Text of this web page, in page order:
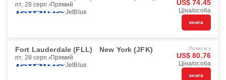
пт, 28 серп. Прямий
JetBlue
US$ 74.45
Ціна/особа
книга
Fort Lauderdale (FLL) New York (JFK)
пт, 28 серп. Прямий
JetBlue
Почати з
US$ 80.76
Ціна/особа
книга